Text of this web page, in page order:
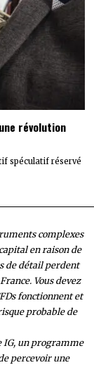
révolution
spéculatif réservé
complexes
en raison de
de détail perdent
Vous devez
fonctionnent et
probable de
IG, un programme
percevoir une